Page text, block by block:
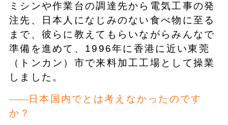
ミシンや作業台の調達先から電気工事の発
注先、日本人になじみのない食べ物に至る
まで、彼らに教えてもらいながらみんなで
準備を進めて、1996年に香港に近い東莞
（トンカン）市で来料加工工場として操業
しました。
日本国内でとは考えなかったのです
か？